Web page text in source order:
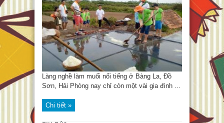
Làng nghề làm muối nổi tiếng ở Bàng La, Đồ
Sơn, Hải Phòng nay chỉ còn một vài gia đình ...
Chi tiết »